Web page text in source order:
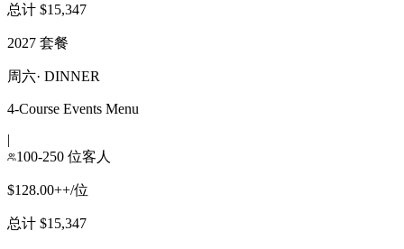
总计 $15,347
2027 套餐
周六· DINNER
4-Course Events Menu
|
100-250 位客人
$128.00++/位
总计 $15,347